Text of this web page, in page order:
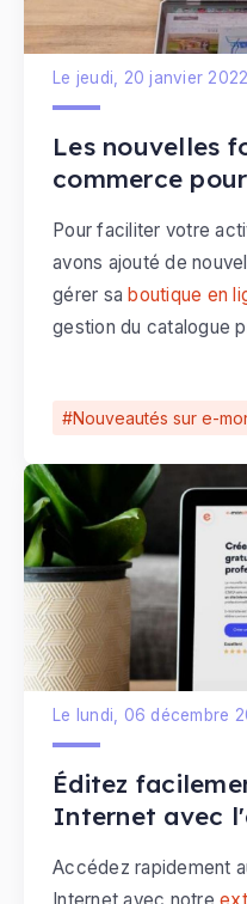
Nouveautés sur e-
Les nouvelles
commerce
Le jeudi, 20 janvier 2022
Pour faciliter votre
avons ajouté de
gérer saboutique en
gestion du catalogue
Éditez
Internet avec
Le lundi, 06 décembre
Accédez rapidement
Internet avec notre